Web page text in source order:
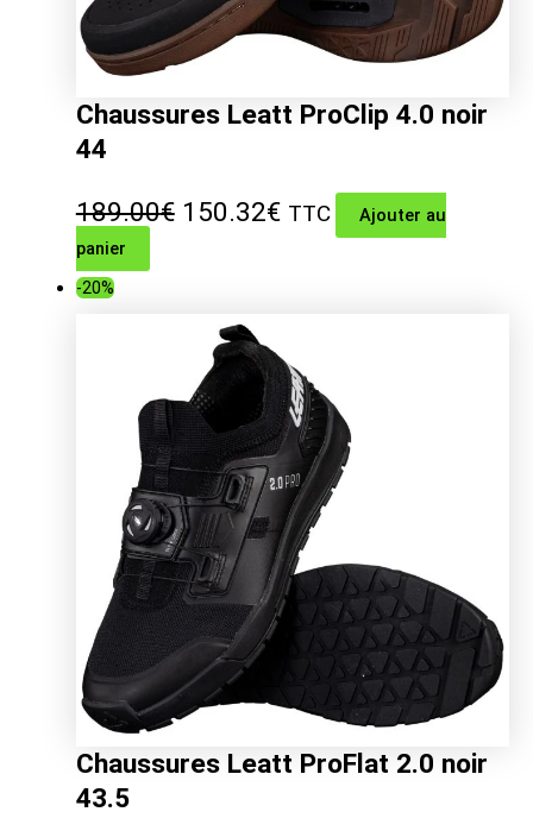
Chaussures Leatt ProClip 4.0 noir
44
189.00€ Le
était :
189.00€.
150.32€Le
150.32€.
TTC
Ajouter au
panier
-20%
Chaussures Leatt ProFlat 2.0 noir
43.5